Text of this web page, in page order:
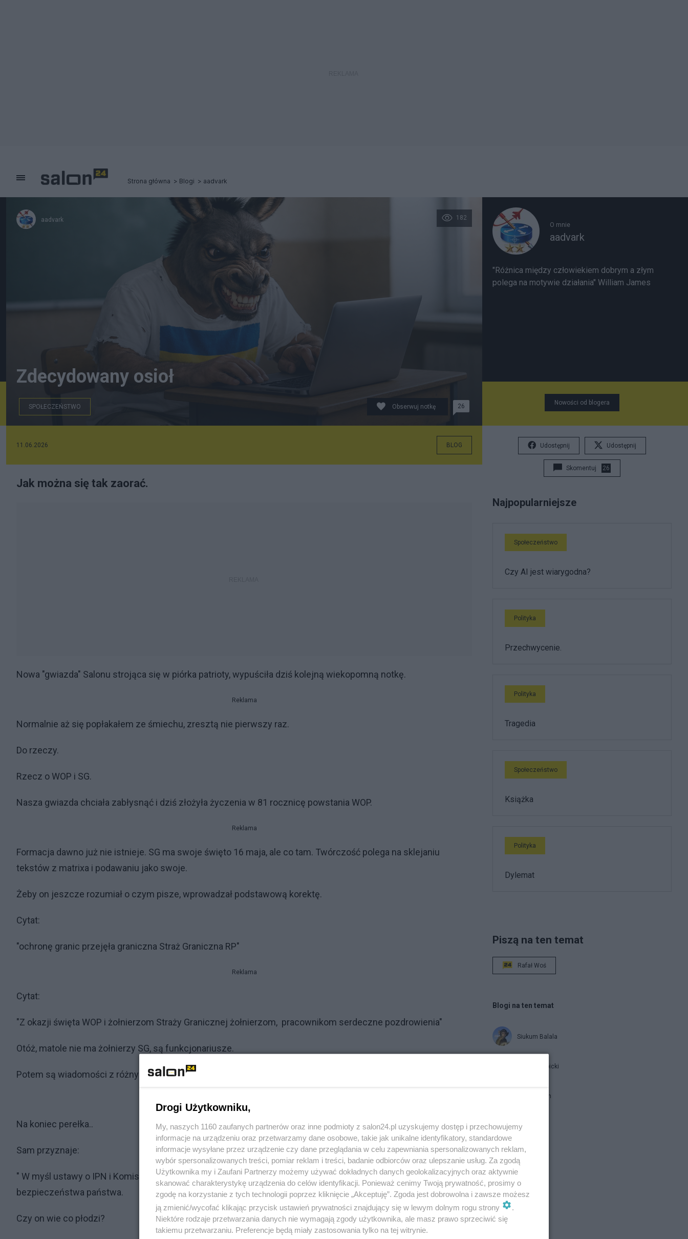
Strona główna Blogi aadvark
aadvark 182
Zdecydowany osioł
SPOŁECZEŃSTWO Obserwuj notkę 26
11.06.2026 BLOG
Jak można się tak zaorać.
Nowa "gwiazda" Salonu strojąca się w piórka patrioty, wypuściła dziś kolejną wiekopomną notkę.
Reklama
Normalnie aż się popłakałem ze śmiechu, zresztą nie pierwszy raz.
Do rzeczy.
Rzecz o WOP i SG.
Nasza gwiazda chciała zabłysnąć i dziś złożyła życzenia w 81 rocznicę powstania WOP.
Reklama
Formacja dawno już nie istnieje. SG ma swoje święto 16 maja, ale co tam. Twórczość polega na sklejaniu
tekstów z matrixa i podawaniu jako swoje.
Żeby on jeszcze rozumiał o czym pisze, wprowadzał podstawową korektę.
Cytat:
"ochronę granic przejęła graniczna Straż Graniczna RP"
Reklama
Cytat:
"Z okazji święta WOP i żołnierzom Straży Granicznej żołnierzom, pracownikom serdeczne pozdrowienia"
Otóż, matole nie ma żołnierzy SG, są funkcjonariusze.
Potem są wiadomości z różnych stron, głównie z Wiki.
Na koniec perełka..
Sam przyznaje:
" W myśl ustawy o IPN i Komisji Ścigania Zbrodni przeciwko Narodowi Polskiemu .. WOP jest uznany za organ
bezpieczeństwa państwa.
Czy on wie co płodzi?
O mnie
aadvark
"Różnica między człowiekiem dobrym a złym
polega na motywie działania" William James
Nowości od blogera
Udostępnij Udostępnij
Skomentuj 26
Najpopularniejsze
Społeczeństwo
Czy AI jest wiarygodna?
Polityka
Przechwycenie.
Polityka
Tragedia
Społeczeństwo
Książka
Polityka
Dylemat
Piszą na ten temat
Rafał Woś
Blogi na ten temat
Siukum Balala
Jan Filip Libicki
brat Damian
Napisz notkę
Drogi Użytkowniku,
My, naszych 1160 zaufanych partnerów oraz inne podmioty z salon24.pl uzyskujemy dostęp i przechowujemy
informacje na urządzeniu oraz przetwarzamy dane osobowe, takie jak unikalne identyfikatory, standardowe
informacje wysyłane przez urządzenie czy dane przeglądania w celu zapewniania spersonalizowanych reklam,
wybór spersonalizowanych treści, pomiar reklam i treści, badanie odbiorców oraz ulepszanie usług. Za zgodą
Użytkownika my i Zaufani Partnerzy możemy używać dokładnych danych geolokalizacyjnych oraz aktywnie
skanować charakterystykę urządzenia do celów identyfikacji. Ponieważ cenimy Twoją prywatność, prosimy o
zgodę na korzystanie z tych technologii poprzez kliknięcie „Akceptuję”. Zgoda jest dobrowolna i zawsze możesz
ją zmienić/wycofać klikając przycisk ustawień prywatności znajdujący się w lewym dolnym rogu strony
.
Niektóre rodzaje przetwarzania danych nie wymagają zgody użytkownika, ale masz prawo sprzeciwić się
takiemu przetwarzaniu. Preferencje będą miały zastosowania tylko na tej witrynie.